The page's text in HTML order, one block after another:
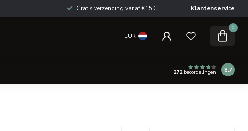
Gratis verzending vanaf €150 Klantenservice
EUR
0
272beoordelingen 8.7